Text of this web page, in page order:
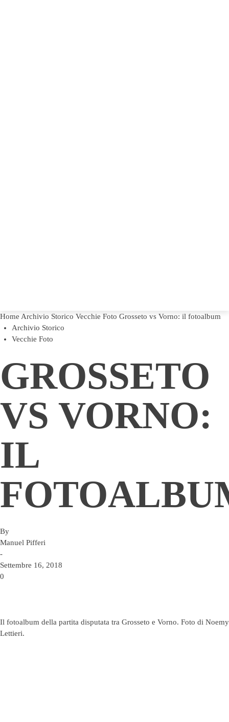
Home Archivio Storico Vecchie Foto Grosseto vs Vorno: il fotoalbum
Archivio Storico
Vecchie Foto
GROSSETO
VS VORNO:
IL
By
Manuel Pifferi
-
Settembre 16, 2018
0
Il fotoalbum della partita disputata tra Grosseto e Vorno. Foto di Noemy
Lettieri.